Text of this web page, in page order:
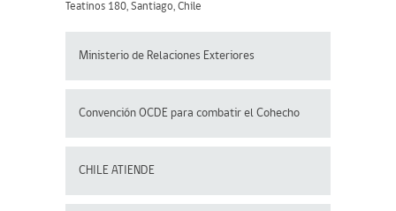
Teatinos 180, Santiago, Chile
Ministerio de Relaciones Exteriores
Convención OCDE para combatir el Cohecho
CHILE ATIENDE